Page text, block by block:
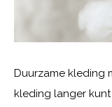
Duurzame kleding
kleding langer